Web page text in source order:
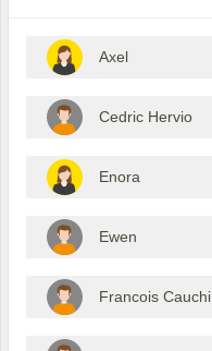
Axel
Cedric Hervio
Enora
Ewen
Francois Cauchi